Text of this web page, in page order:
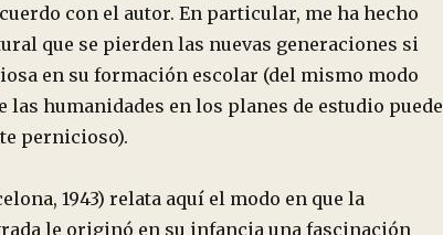
con el autor. En particular, me ha hecho
que se pierden las nuevas generaciones si
en su formación escolar (del mismo modo
las humanidades en los planes de estudio puede
pernicioso).
1943) relata aquí el modo en que la
le originó en su infancia una fascinación